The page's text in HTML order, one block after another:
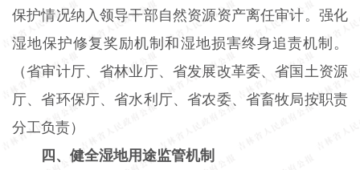
保护情况纳入领导干部自然资源资产离任审计。强化
湿地保护修复奖励机制和湿地损害终身追责机制。
（省审计厅、省林业厅、省发展改革委、省国土资源
厅、省环保厅、省水利厅、省农委、省畜牧局按职责
分工负责）
四、健全湿地用途监管机制